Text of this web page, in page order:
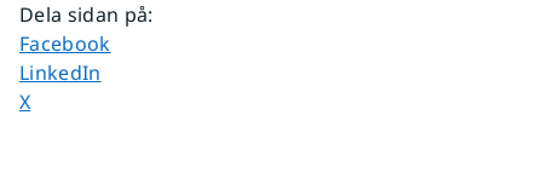
Dela sidan på:
Dela sidan på
Facebook
Dela sidan på
LinkedIn
Dela sidan på
X